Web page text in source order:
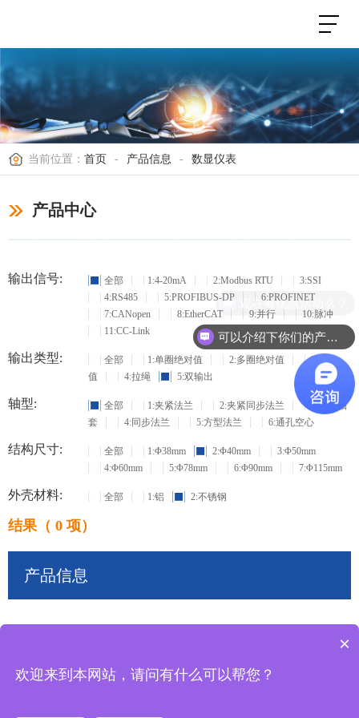
当前位置： 首页 - 产品信息 - 数显仪表
产品中心
输出信号: 全部 1:4-20mA 2:Modbus RTU
3:SSI
4:RS485
5:PROFIBUS-DP
6:PROFINET
7:CANopen
8:EtherCAT 9:并行
10:脉冲
11:CC-Link
输出类型: 全部 1:单圈绝对值 2:多圈绝对值
3:增量
值
4:拉绳 5:双输出
轴型: 全部 1:夹紧法兰 2:夹紧同步法兰
3:盲孔轴
套
4:同步法兰 5:方型法兰 6:通孔空心
结构尺寸: 全部 1:Φ38mm 2:Φ40mm
3:Φ50mm
4:Φ60mm
5:Φ78mm 6:Φ90mm 7:Φ115mm
外壳材料: 全部 1:铝 2:不锈钢
结果（ 0 项）
产品信息
可以介绍下你们的产品么？
现在有优惠活动么？
×
欢迎来到本网站，请问有什么可以帮您？